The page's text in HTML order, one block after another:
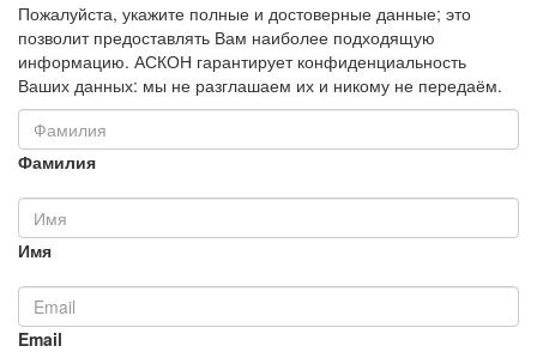
Пожалуйста, укажите полные и достоверные данные; это
позволит предоставлять Вам наиболее подходящую
информацию. АСКОН гарантирует конфиденциальность
Ваших данных: мы не разглашаем их и никому не передаём.
Фамилия
Имя
Email